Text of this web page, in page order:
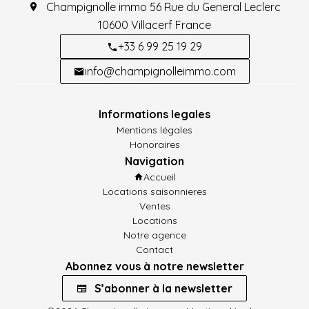
Champignolle immo 56 Rue du General Leclerc
10600 Villacerf France
+33 6 99 25 19 29
info@champignolleimmo.com
Informations legales
Mentions légales
Honoraires
Navigation
Accueil
Locations saisonnieres
Ventes
Locations
Notre agence
Contact
Abonnez vous à notre newsletter
S’abonner à la newsletter